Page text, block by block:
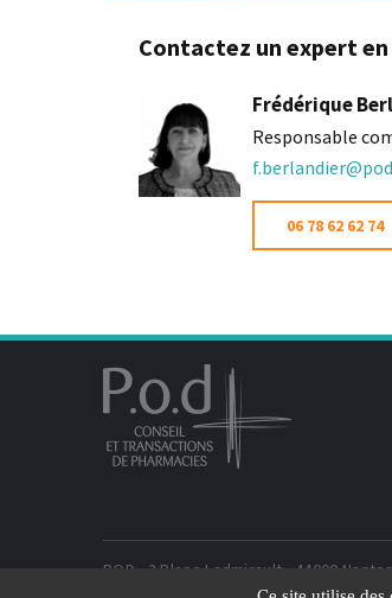
Contactez un expert
Frédérique
Responsable
06 78 62 62 74
POD - 3 Place Ladmirault - 44000 Nantes